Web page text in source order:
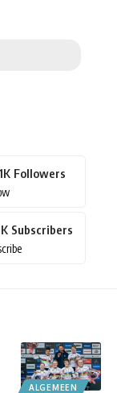
Followers
Subscribers
ALGEMEEN